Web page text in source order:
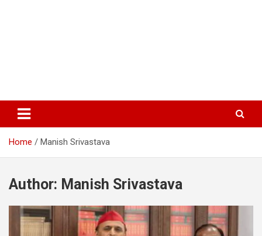
Home Manish Srivastava
Author: Manish Srivastava